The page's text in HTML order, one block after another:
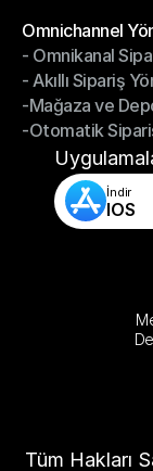
Omnichannel
Omnichannel
- Omnikanal
- Omnikanal
- Akıllı Sipariş
- Akıllı Sipariş
-Mağaza ve
-Mağaza ve
-Otomatik
-Otomatik
İndir
IOS
Tüm Hakları